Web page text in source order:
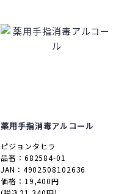
薬用手指消毒アルコール
ピジョンタヒラ
品番：682584-01
JAN：4902508102636
価格：19,400円